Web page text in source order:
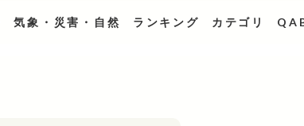
気象・災害・自然 ランキング カテゴリ